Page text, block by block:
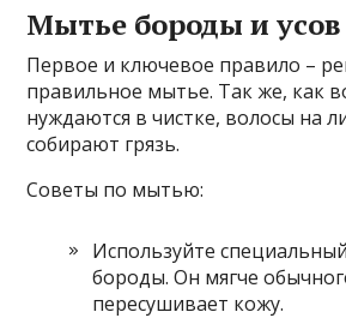
Мытье бороды и усов
Первое и ключевое правило –
правильное мытье. Так же, как
нуждаются в чистке, волосы на
собирают грязь.
Советы по мытью:
Используйте
бороды. Он мягче
пересушивает кожу.